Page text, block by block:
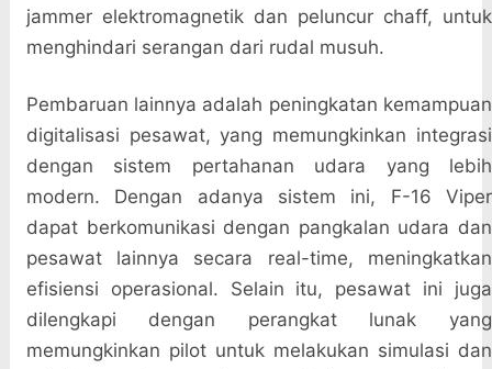
jammer elektromagnetik dan peluncur chaff, untuk
menghindari serangan dari rudal musuh.
Pembaruan lainnya adalah peningkatan kemampuan
digitalisasi pesawat, yang memungkinkan integrasi
dengan sistem pertahanan udara yang lebih
modern. Dengan adanya sistem ini, F-16 Viper
dapat berkomunikasi dengan pangkalan udara dan
pesawat lainnya secara real-time, meningkatkan
efisiensi operasional. Selain itu, pesawat ini juga
dilengkapi dengan perangkat lunak yang
memungkinkan pilot untuk melakukan simulasi dan